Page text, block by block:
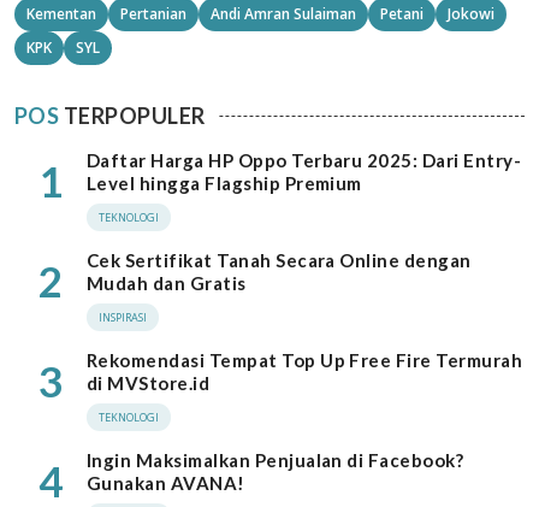
Kementan Pertanian Andi Amran Sulaiman Petani
Jokowi
KPK
SYL
POS TERPOPULER
1
Daftar Harga HP Oppo Terbaru 2025: Dari Entry-
Level hingga Flagship Premium
TEKNOLOGI
2
Cek Sertifikat Tanah Secara Online dengan
Mudah dan Gratis
INSPIRASI
3
Rekomendasi Tempat Top Up Free Fire Termurah
di MVStore.id
TEKNOLOGI
4
Ingin Maksimalkan Penjualan di Facebook?
Gunakan AVANA!